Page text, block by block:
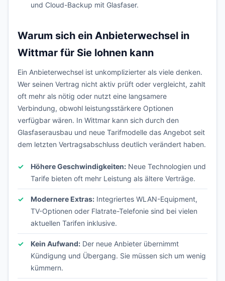
und Cloud-Backup mit Glasfaser.
Warum sich ein Anbieterwechsel in
Wittmar für Sie lohnen kann
Ein Anbieterwechsel ist unkomplizierter als viele denken.
Wer seinen Vertrag nicht aktiv prüft oder vergleicht, zahlt
oft mehr als nötig oder nutzt eine langsamere
Verbindung, obwohl leistungsstärkere Optionen
verfügbar wären. In Wittmar kann sich durch den
Glasfaserausbau und neue Tarifmodelle das Angebot seit
dem letzten Vertragsabschluss deutlich verändert haben.
Höhere Geschwindigkeiten: Neue Technologien und
Tarife bieten oft mehr Leistung als ältere Verträge.
Modernere Extras: Integriertes WLAN-Equipment,
TV-Optionen oder Flatrate-Telefonie sind bei vielen
aktuellen Tarifen inklusive.
Kein Aufwand: Der neue Anbieter übernimmt
Kündigung und Übergang. Sie müssen sich um wenig
kümmern.